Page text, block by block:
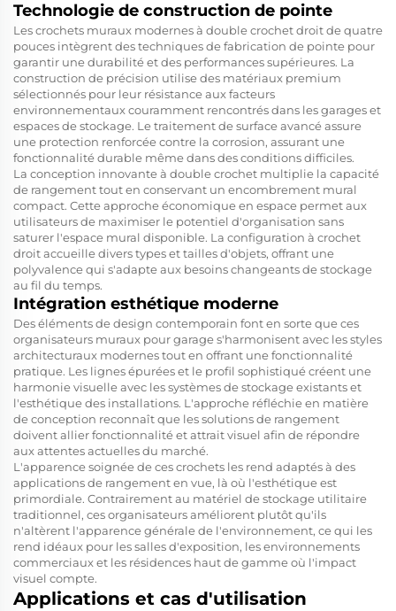
Technologie de construction de pointe
Les crochets muraux modernes à double crochet droit de quatre
pouces intègrent des techniques de fabrication de pointe pour
garantir une durabilité et des performances supérieures. La
construction de précision utilise des matériaux premium
sélectionnés pour leur résistance aux facteurs
environnementaux couramment rencontrés dans les garages et
espaces de stockage. Le traitement de surface avancé assure
une protection renforcée contre la corrosion, assurant une
fonctionnalité durable même dans des conditions difficiles.
La conception innovante à double crochet multiplie la capacité
de rangement tout en conservant un encombrement mural
compact. Cette approche économique en espace permet aux
utilisateurs de maximiser le potentiel d'organisation sans
saturer l'espace mural disponible. La configuration à crochet
droit accueille divers types et tailles d'objets, offrant une
polyvalence qui s'adapte aux besoins changeants de stockage
au fil du temps.
Intégration esthétique moderne
Des éléments de design contemporain font en sorte que ces
organisateurs muraux pour garage s'harmonisent avec les styles
architecturaux modernes tout en offrant une fonctionnalité
pratique. Les lignes épurées et le profil sophistiqué créent une
harmonie visuelle avec les systèmes de stockage existants et
l'esthétique des installations. L'approche réfléchie en matière
de conception reconnaît que les solutions de rangement
doivent allier fonctionnalité et attrait visuel afin de répondre
aux attentes actuelles du marché.
L'apparence soignée de ces crochets les rend adaptés à des
applications de rangement en vue, là où l'esthétique est
primordiale. Contrairement au matériel de stockage utilitaire
traditionnel, ces organisateurs améliorent plutôt qu'ils
n'altèrent l'apparence générale de l'environnement, ce qui les
rend idéaux pour les salles d'exposition, les environnements
commerciaux et les résidences haut de gamme où l'impact
visuel compte.
Applications et cas d'utilisation